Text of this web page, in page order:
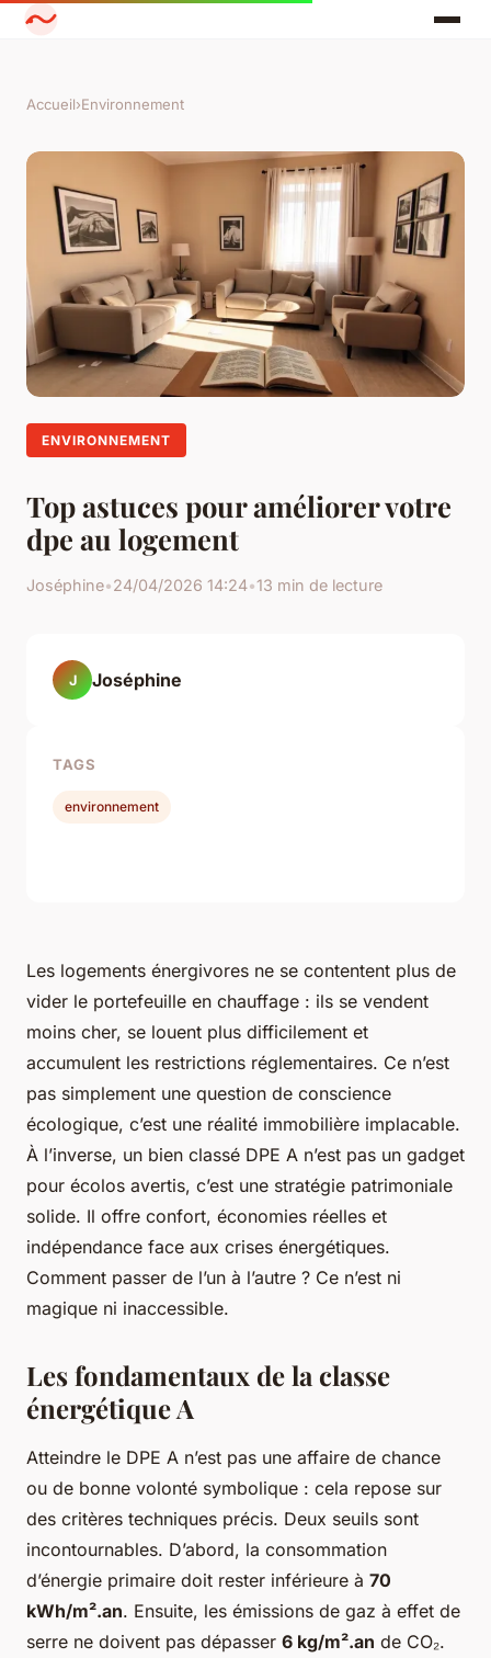
Accueil›Environnement
ENVIRONNEMENT
Top astuces pour améliorer votre
dpe au logement
Joséphine•24/04/2026 14:24•13 min de lecture
Les logements énergivores ne se contentent plus de
vider le portefeuille en chauffage : ils se vendent
moins cher, se louent plus difficilement et
accumulent les restrictions réglementaires. Ce n’est
pas simplement une question de conscience
écologique, c’est une réalité immobilière implacable.
À l’inverse, un bien classé DPE A n’est pas un gadget
pour écolos avertis, c’est une stratégie patrimoniale
solide. Il offre confort, économies réelles et
indépendance face aux crises énergétiques.
Comment passer de l’un à l’autre ? Ce n’est ni
magique ni inaccessible.
Les fondamentaux de la classe
énergétique A
Atteindre le DPE A n’est pas une affaire de chance
ou de bonne volonté symbolique : cela repose sur
des critères techniques précis. Deux seuils sont
incontournables. D’abord, la consommation
d’énergie primaire doit rester inférieure à 70
kWh/m².an. Ensuite, les émissions de gaz à effet de
serre ne doivent pas dépasser 6 kg/m².an de CO₂.
J Joséphine
TAGS
environnement